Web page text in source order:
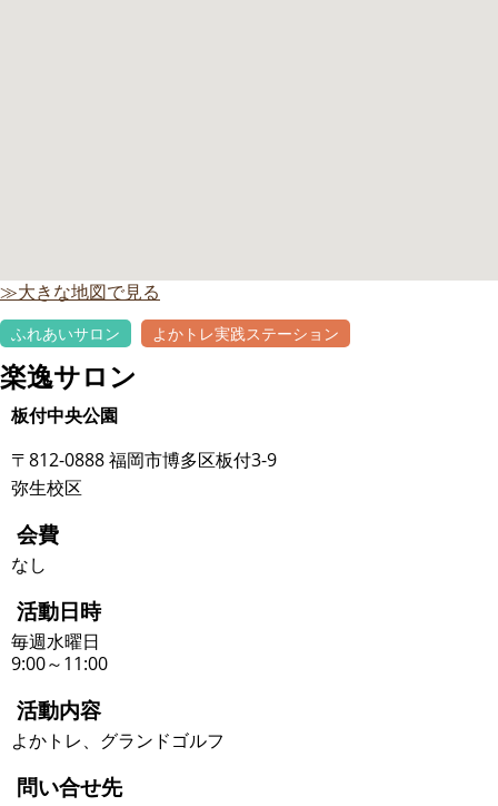
≫大きな地図で見る
ふれあいサロン よかトレ実践ステーション
楽逸サロン
板付中央公園
〒812-0888 福岡市博多区板付3-9
弥生校区
会費
なし
活動日時
毎週水曜日
9:00～11:00
活動内容
よかトレ、グランドゴルフ
問い合せ先